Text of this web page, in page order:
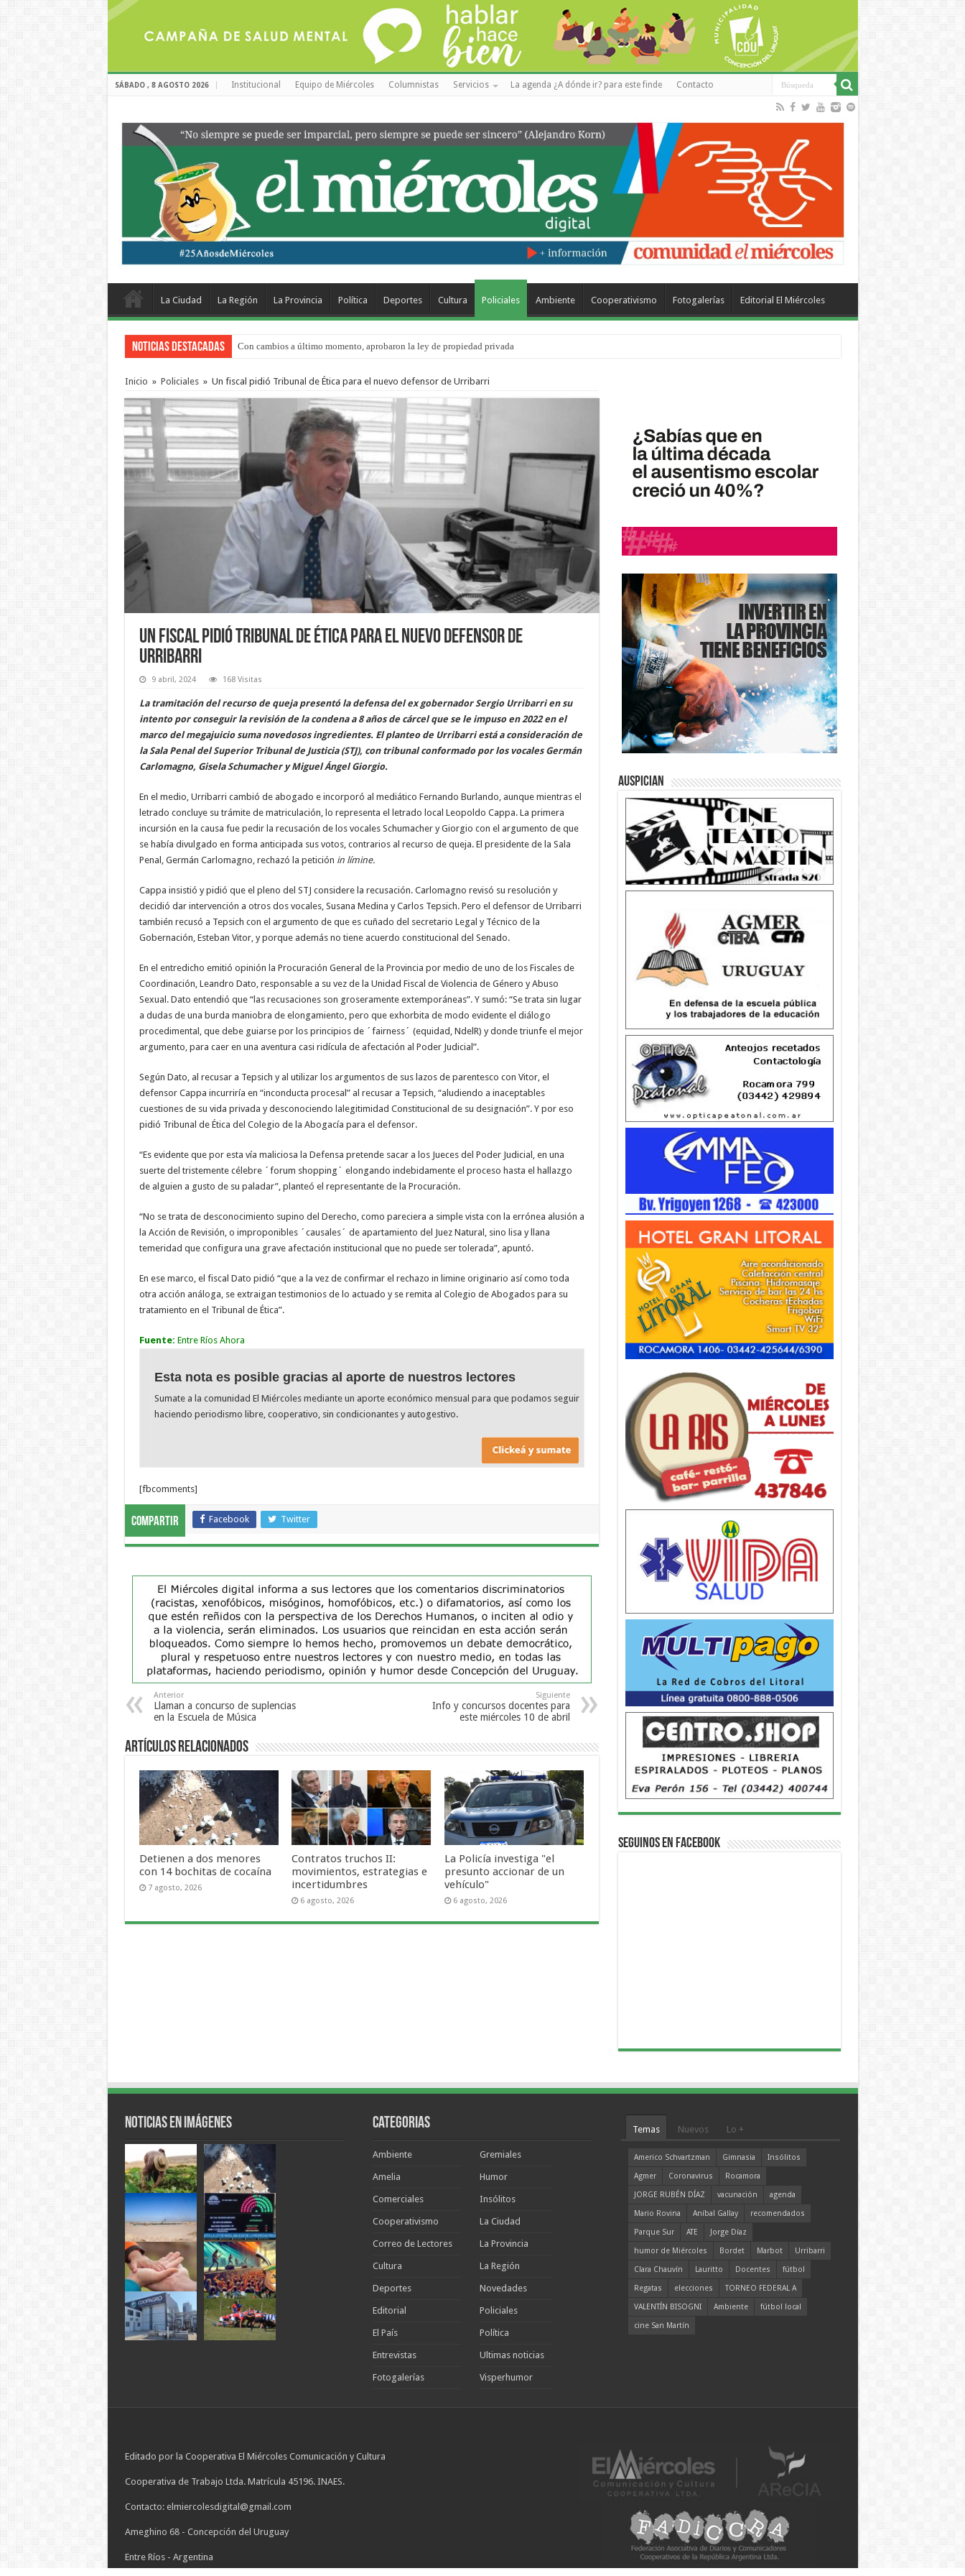
SÁBADO , 8 AGOSTO 2026 Institucional Equipo de Miércoles Columnistas Servicios La agenda ¿A dónde ir? para este finde Contacto
La Ciudad La Región La Provincia Política Deportes Cultura Policiales Ambiente Cooperativismo Fotogalerías Editorial El Miércoles
Noticias Destacadas Con cambios a último momento, aprobaron la ley de propiedad privada
Inicio » Policiales » Un fiscal pidió Tribunal de Ética para el nuevo defensor de Urribarri
Un fiscal pidió Tribunal de Ética para el nuevo defensor de
Urribarri
9 abril, 2024 168 Visitas
La tramitación del recurso de queja presentó la defensa del ex gobernador Sergio Urribarri en su
intento por conseguir la revisión de la condena a 8 años de cárcel que se le impuso en 2022 en el
marco del megajuicio suma novedosos ingredientes. El planteo de Urribarri está a consideración de
la Sala Penal del Superior Tribunal de Justicia (STJ), con tribunal conformado por los vocales Germán
Carlomagno, Gisela Schumacher y Miguel Ángel Giorgio.
En el medio, Urribarri cambió de abogado e incorporó al mediático Fernando Burlando, aunque mientras el
letrado concluye su trámite de matriculación, lo representa el letrado local Leopoldo Cappa. La primera
incursión en la causa fue pedir la recusación de los vocales Schumacher y Giorgio con el argumento de que
se había divulgado en forma anticipada sus votos, contrarios al recurso de queja. El presidente de la Sala
Penal, Germán Carlomagno, rechazó la petición in límine.
Cappa insistió y pidió que el pleno del STJ considere la recusación. Carlomagno revisó su resolución y
decidió dar intervención a otros dos vocales, Susana Medina y Carlos Tepsich. Pero el defensor de Urribarri
también recusó a Tepsich con el argumento de que es cuñado del secretario Legal y Técnico de la
Gobernación, Esteban Vitor, y porque además no tiene acuerdo constitucional del Senado.
En el entredicho emitió opinión la Procuración General de la Provincia por medio de uno de los Fiscales de
Coordinación, Leandro Dato, responsable a su vez de la Unidad Fiscal de Violencia de Género y Abuso
Sexual. Dato entendió que “las recusaciones son groseramente extemporáneas”. Y sumó: “Se trata sin lugar
a dudas de una burda maniobra de elongamiento, pero que exhorbita de modo evidente el diálogo
procedimental, que debe guiarse por los principios de ´fairness´ (equidad, NdelR) y donde triunfe el mejor
argumento, para caer en una aventura casi ridícula de afectación al Poder Judicial”.
Según Dato, al recusar a Tepsich y al utilizar los argumentos de sus lazos de parentesco con Vitor, el
defensor Cappa incurriría en “inconducta procesal” al recusar a Tepsich, “aludiendo a inaceptables
cuestiones de su vida privada y desconociendo lalegitimidad Constitucional de su designación”. Y por eso
pidió Tribunal de Ética del Colegio de la Abogacía para el defensor.
“Es evidente que por esta vía maliciosa la Defensa pretende sacar a los Jueces del Poder Judicial, en una
suerte del tristemente célebre ´forum shopping´ elongando indebidamente el proceso hasta el hallazgo
de alguien a gusto de su paladar”, planteó el representante de la Procuración.
“No se trata de desconocimiento supino del Derecho, como pareciera a simple vista con la errónea alusión a
la Acción de Revisión, o improponibles ´causales´ de apartamiento del Juez Natural, sino lisa y llana
temeridad que configura una grave afectación institucional que no puede ser tolerada”, apuntó.
En ese marco, el fiscal Dato pidió “que a la vez de confirmar el rechazo in limine originario así como toda
otra acción análoga, se extraigan testimonios de lo actuado y se remita al Colegio de Abogados para su
tratamiento en el Tribunal de Ética”.
Fuente: Entre Ríos Ahora
Esta nota es posible gracias al aporte de nuestros lectores
Sumate a la comunidad El Miércoles mediante un aporte económico mensual para que podamos seguir
haciendo periodismo libre, cooperativo, sin condicionantes y autogestivo.
[fbcomments]
Compartir Facebook Twitter
Anterior
Llaman a concurso de suplencias
en la Escuela de Música
Siguiente
Info y concursos docentes para
este miércoles 10 de abril
Artículos Relacionados
Detienen a dos menores
con 14 bochitas de cocaína
7 agosto, 2026
Contratos truchos II:
movimientos, estrategias e
incertidumbres
6 agosto, 2026
La Policía investiga "el
presunto accionar de un
vehículo"
6 agosto, 2026
Auspician
Seguinos en Facebook
Noticias en Imágenes Categorias
Ambiente
Amelia
Comerciales
Cooperativismo
Correo de Lectores
Cultura
Deportes
Editorial
El País
Entrevistas
Fotogalerías
Gremiales
Humor
Insólitos
La Ciudad
La Provincia
La Región
Novedades
Policiales
Política
Ultimas noticias
Visperhumor
Temas Nuevos Lo +
Americo Schvartzman Gimnasia
Insólitos
Agmer
Coronavirus
Rocamora
JORGE RUBÉN DÍAZ
vacunación
agenda
Mario Rovina
Aníbal Gallay
recomendados
Parque Sur
ATE
Jorge Díaz
humor de Miércoles
Bordet Marbot
Urribarri
Clara Chauvín
Lauritto Docentes
fútbol
Regatas
elecciones
TORNEO FEDERAL A
VALENTÍN BISOGNI
Ambiente
fútbol local
cine San Martín
Editado por la Cooperativa El Miércoles Comunicación y Cultura
Cooperativa de Trabajo Ltda. Matrícula 45196. INAES.
Contacto: elmiercolesdigital@gmail.com
Ameghino 68 - Concepción del Uruguay
Entre Ríos - Argentina